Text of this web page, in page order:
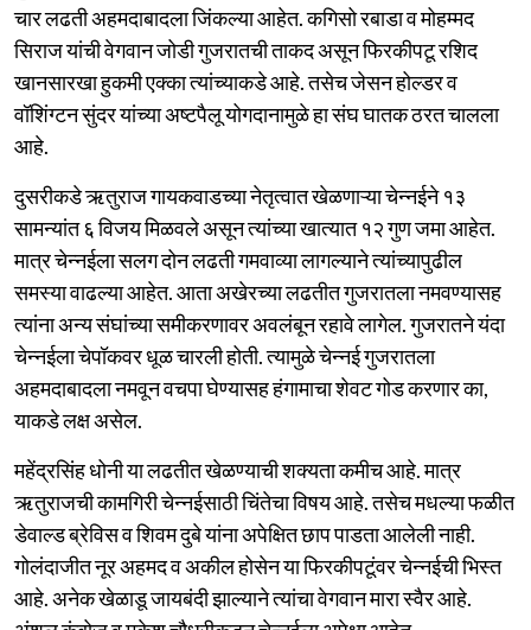
चार लढती अहमदाबादला जिंकल्या आहेत. कगिसो रबाडा व मोहम्मद
सिराज यांची वेगवान जोडी गुजरातची ताकद असून फिरकीपटू रशिद
खानसारखा हुकमी एक्का त्यांच्याकडे आहे. तसेच जेसन होल्डर व
वॉशिंग्टन सुंदर यांच्या अष्टपैलू योगदानामुळे हा संघ घातक ठरत चालला
आहे.
दुसरीकडे ऋतुराज गायकवाडच्या नेतृत्वात खेळणाऱ्या चेन्नईने १३
सामन्यांत ६ विजय मिळवले असून त्यांच्या खात्यात १२ गुण जमा आहेत.
मात्र चेन्नईला सलग दोन लढती गमवाव्या लागल्याने त्यांच्यापुढील
समस्या वाढल्या आहेत. आता अखेरच्या लढतीत गुजरातला नमवण्यासह
त्यांना अन्य संघांच्या समीकरणावर अवलंबून रहावे लागेल. गुजरातने यंदा
चेन्नईला चेपॉकवर धूळ चारली होती. त्यामुळे चेन्नई गुजरातला
अहमदाबादला नमवून वचपा घेण्यासह हंगामाचा शेवट गोड करणार का,
याकडे लक्ष असेल.
महेंद्रसिंह धोनी या लढतीत खेळण्याची शक्यता कमीच आहे. मात्र
ऋतुराजची कामगिरी चेन्नईसाठी चिंतेचा विषय आहे. तसेच मधल्या फळीत
डेवाल्ड ब्रेविस व शिवम दुबे यांना अपेक्षित छाप पाडता आलेली नाही.
गोलंदाजीत नूर अहमद व अकील होसेन या फिरकीपटूंवर चेन्नईची भिस्त
आहे. अनेक खेळाडू जायबंदी झाल्याने त्यांचा वेगवान मारा स्वैर आहे.